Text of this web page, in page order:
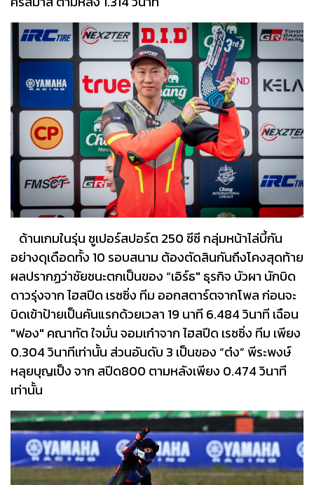
ด้านเกมในรุ่น ซูเปอร์สปอร์ต 250 ซีซี กลุ่มหน้าไล่บี้กัน
อย่างดุเดือดทั้ง 10 รอบสนาม ต้องตัดสินกันถึงโคงสุดท้าย
ผลปรากฏว่าชัยชนะตกเป็นของ “เอิร์ธ" ธุรกิจ บัวผา นักบิด
ดาวรุ่งจาก ไฮสปีด เรซซิ่ง ทีม ออกสตาร์ตจากโพล ก่อนจะ
บิดเข้าป้ายเป็นคันแรกด้วยเวลา 19 นาที 6.484 วินาที เฉือน
"ฟอง" คณาทัต ใจมั่น จอมเก๋าจาก ไฮสปีด เรซซิ่ง ทีม เพียง
0.304 วินาทีเท่านั้น ส่วนอันดับ 3 เป็นของ “ต๋ง” พีระพงษ์
หลุยบุญเป็ง จาก สปีด800 ตามหลังเพียง 0.474 วินาที
เท่านั้น